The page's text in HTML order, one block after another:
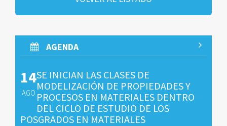
AGENDA
14
AGO
SE INICIAN LAS CLASES DE
MODELIZACIÓN DE PROPIEDADES Y
PROCESOS EN MATERIALES DENTRO
DEL CICLO DE ESTUDIO DE LOS
POSGRADOS EN MATERIALES